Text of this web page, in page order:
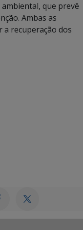
que prevê
Ambas as
recuperação dos